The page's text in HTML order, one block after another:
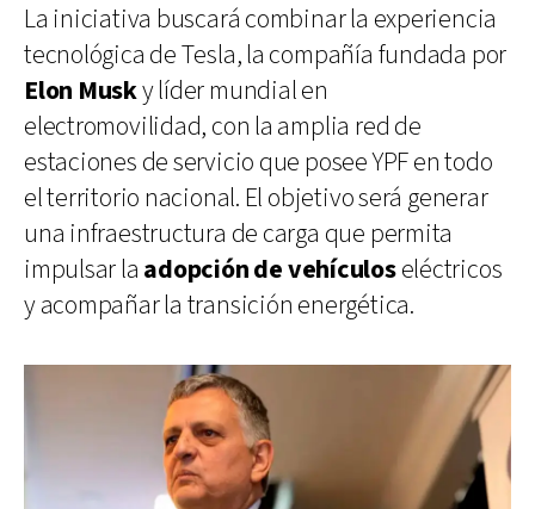
La iniciativa buscará combinar la experiencia
tecnológica de Tesla, la compañía fundada por
Elon Musky líder mundial en
electromovilidad, con la amplia red de
estaciones de servicio que posee YPF en todo
el territorio nacional. El objetivo será generar
una infraestructura de carga que permita
impulsar la adopción de vehículoseléctricos
y acompañar la transición energética.